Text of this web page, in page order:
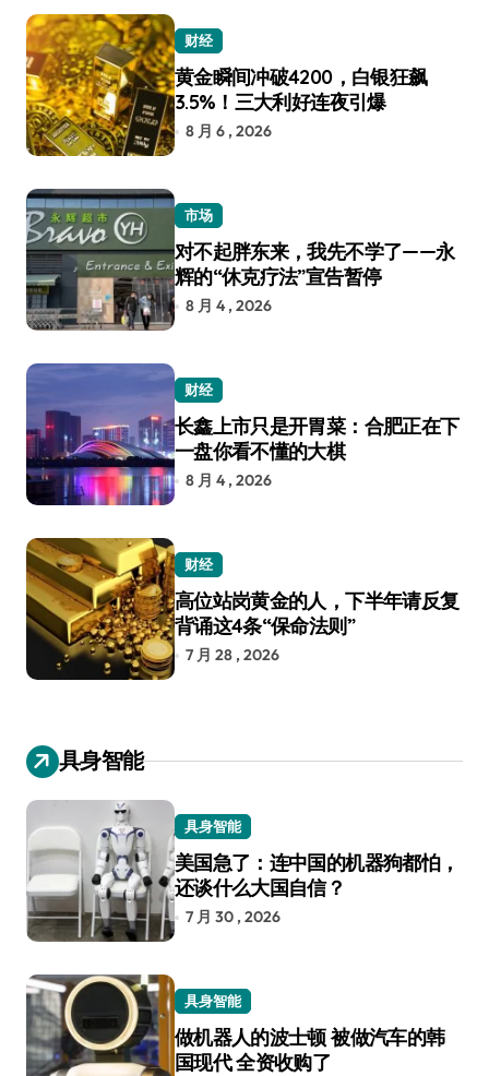
财经
黄金瞬间冲破4200，白银狂飙
3.5%！三大利好连夜引爆
8 月 6 , 2026
市场
对不起胖东来，我先不学了——永
辉的“休克疗法”宣告暂停
8 月 4 , 2026
财经
长鑫上市只是开胃菜：合肥正在下
一盘你看不懂的大棋
8 月 4 , 2026
财经
高位站岗黄金的人，下半年请反复
背诵这4条“保命法则”
7 月 28 , 2026
具身智能
具身智能
美国急了：连中国的机器狗都怕，
还谈什么大国自信？
7 月 30 , 2026
具身智能
做机器人的波士顿 被做汽车的韩
国现代 全资收购了